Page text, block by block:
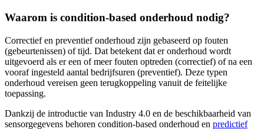
Waarom is condition-based onderhoud nodig?
Correctief en preventief onderhoud zijn gebaseerd op fouten
(gebeurtenissen) of tijd. Dat betekent dat er onderhoud wordt
uitgevoerd als er een of meer fouten optreden (correctief) of na een
vooraf ingesteld aantal bedrijfsuren (preventief). Deze typen
onderhoud vereisen geen terugkoppeling vanuit de feitelijke
toepassing.
Dankzij de introductie van Industry 4.0 en de beschikbaarheid van
sensorgegevens behoren condition-based onderhoud en predictief